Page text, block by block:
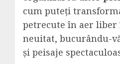
cum puteți
petrecute în aer
neuitat, bucurându-
și peisaje